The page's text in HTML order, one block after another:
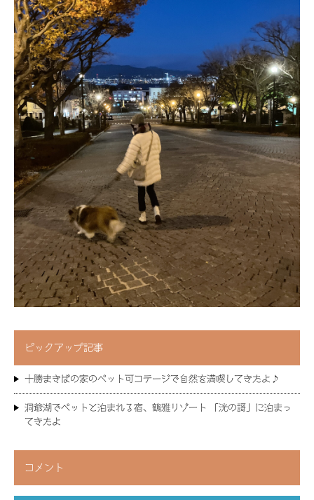
ピックアップ記事
十勝まきばの家のペット可コテージで自然を満喫してきたよ♪
洞爺湖でペットと泊まれる宿、鶴雅リゾート 「洸の謌」に泊まっ
てきたよ
コメント